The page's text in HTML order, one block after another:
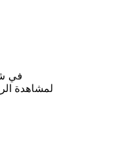
في
لمشاهدة